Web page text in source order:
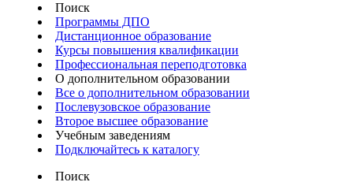
Поиск
Программы ДПО
Дистанционное образование
Курсы повышения квалификации
Профессиональная переподготовка
О дополнительном образовании
Все о дополнительном образовании
Послевузовское образование
Второе высшее образование
Учебным заведениям
Подключайтесь к каталогу
Поиск